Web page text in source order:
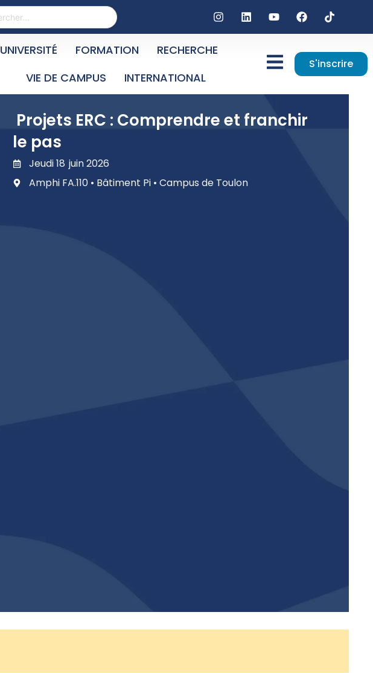
UNIVERSITÉ FORMATION
RECHERCHE
VIE DE CAMPUS
INTERNATIONAL
S'inscrire
Projets ERC : Comprendre et franchir
le pas
Jeudi 18 juin 2026
Amphi FA.110 • Bâtiment Pi • Campus de Toulon